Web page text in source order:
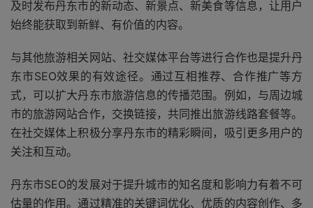
及时发布丹东市的新动态、新景点、新美食等信息，让用户
始终能获取到新鲜、有价值的内容。
与其他旅游相关网站、社交媒体平台等进行合作也是提升丹
东市SEO效果的有效途径。通过互相推荐、合作推广等方
式，可以扩大丹东市旅游信息的传播范围。例如，与周边城
市的旅游网站合作，交换链接，共同推出旅游线路套餐等。
在社交媒体上积极分享丹东市的精彩瞬间，吸引更多用户的
关注和互动。
丹东市SEO的发展对于提升城市的知名度和影响力有着不可
估量的作用。通过精准的关键词优化、优质的内容创作、多